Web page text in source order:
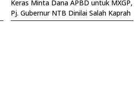
Keras Minta Dana APBD untuk MXGP,
Pj. Gubernur NTB Dinilai Salah Kaprah